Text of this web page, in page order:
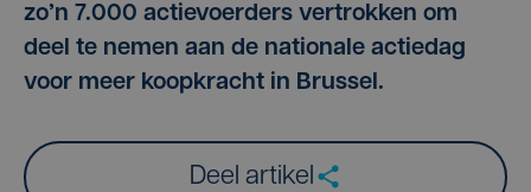
zo’n 7.000 actievoerders vertrokken om
deel te nemen aan de nationale actiedag
voor meer koopkracht in Brussel.
Deel artikel